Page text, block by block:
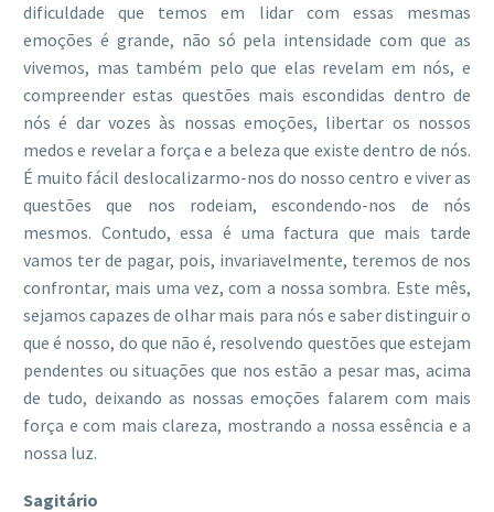
dificuldade que temos em lidar com essas mesmas
emoções é grande, não só pela intensidade com que as
vivemos, mas também pelo que elas revelam em nós, e
compreender estas questões mais escondidas dentro de
nós é dar vozes às nossas emoções, libertar os nossos
medos e revelar a força e a beleza que existe dentro de nós.
É muito fácil deslocalizarmo-nos do nosso centro e viver as
questões que nos rodeiam, escondendo-nos de nós
mesmos. Contudo, essa é uma factura que mais tarde
vamos ter de pagar, pois, invariavelmente, teremos de nos
confrontar, mais uma vez, com a nossa sombra. Este mês,
sejamos capazes de olhar mais para nós e saber distinguir o
que é nosso, do que não é, resolvendo questões que estejam
pendentes ou situações que nos estão a pesar mas, acima
de tudo, deixando as nossas emoções falarem com mais
força e com mais clareza, mostrando a nossa essência e a
nossa luz.
Sagitário